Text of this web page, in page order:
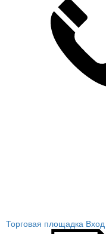
Торговая площадка Вход